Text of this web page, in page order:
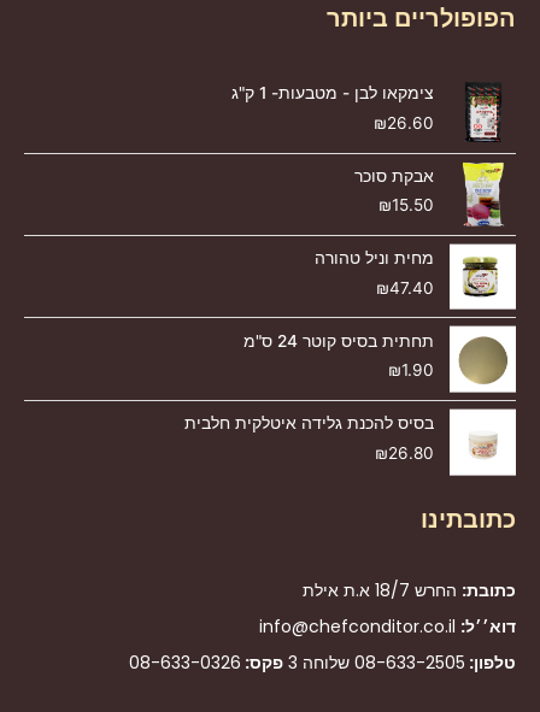
הפופולריים ביותר
צימקאו לבן - מטבעות- 1 ק"ג
₪26.60
אבקת סוכר
₪15.50
מחית וניל טהורה
₪47.40
תחתית בסיס קוטר 24 ס"מ
₪1.90
בסיס להכנת גלידה איטלקית חלבית
₪26.80
כתובתינו
כתובת: החרש 18/7 א.ת אילת
דוא׳׳ל: info@chefconditor.co.il
טלפון: 08-633-2505 שלוחה 3 פקס: 08-633-0326